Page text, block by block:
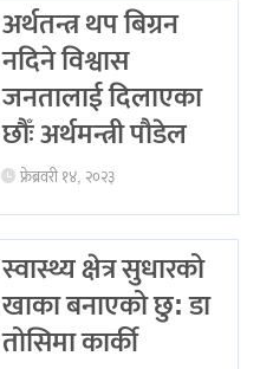
अर्थतन्त्र थप बिग्रन
नदिने विश्वास
जनतालाई दिलाएका
छौँः अर्थमन्त्री पौडेल
फ्रेब्रवरी १४, २०२३
स्वास्थ्य क्षेत्र सुधारको
खाका बनाएको छु: डा
तोसिमा कार्की